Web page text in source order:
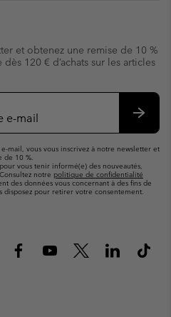
et obtenez une remise de 10 %
120 € d’achats sur les articles
mail, vous vous inscrivez à notre newsletter et
de 10 %.
vous tenir informé(e) des nouveautés,
notre politique de confidentialité
des données vous concernant à des fins de
disposez pour retirer votre consentement.